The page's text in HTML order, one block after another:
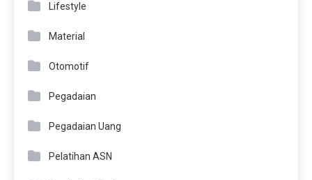
Lifestyle
Material
Otomotif
Pegadaian
Pegadaian Uang
Pelatihan ASN